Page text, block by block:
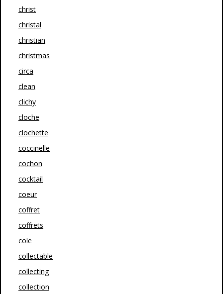
christ
christal
christian
christmas
circa
clean
clichy
cloche
clochette
coccinelle
cochon
cocktail
coeur
coffret
coffrets
cole
collectable
collecting
collection